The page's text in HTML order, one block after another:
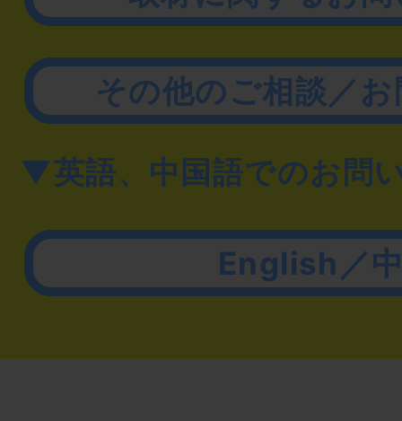
その他のご相談／
▼英語、中国語でのお問
English／